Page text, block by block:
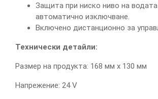
Защита при ниско ниво на
автоматично изключване.
Включено дистанционно за
Технически детайли:
Размер на продукта: 168 мм х 130 мм
Напрежение: 24 V